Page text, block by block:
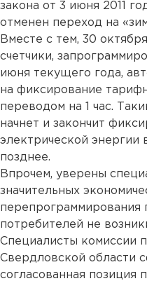
закона от 3 июня 2011
отменен переход на
Вместе с тем, 30
счетчики,
июня текущего года,
на фиксирование
переводом на 1 час.
начнет и закончит
электрической энергии
позднее.
Впрочем, уверены
значительных
перепрограммирования
потребителей не
Специалисты комиссии
Свердловской области
согласованная позиция